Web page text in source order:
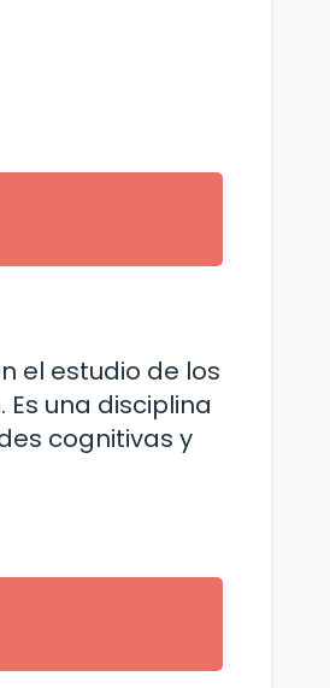
el estudio de los
una disciplina
cognitivas y